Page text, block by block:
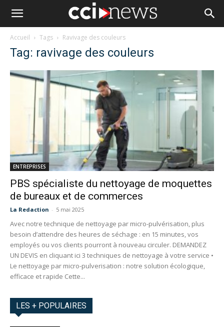
Accueil Tags Ravivage des couleurs
Tag: ravivage des couleurs
ENTREPRISES
PBS spécialiste du nettoyage de moquettes
de bureaux et de commerces
La Redaction - 5 mai 2025
Avec notre technique de nettoyage par micro-pulvérisation, plus
besoin d’attendre des heures de séchage : en 15 minutes, vos
employés ou vos clients pourront à nouveau circuler. DEMANDEZ
UN DEVIS en cliquant ici 3 techniques de nettoyage à votre service •
Le nettoyage par micro-pulverisation : notre solution écologique,
efficace et rapide Cette...
LES + POPULAIRES